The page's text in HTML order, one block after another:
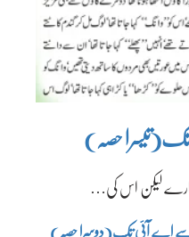
حصہ)
لیکن اس کی…